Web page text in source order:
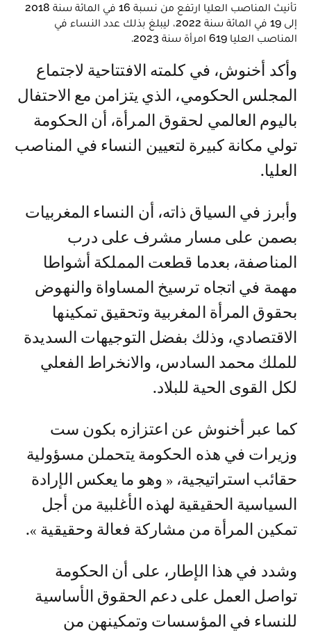
تأنيث المناصب العليا ارتفع من نسبة 16 في المائة سنة 2018
إلى 19 في المائة سنة 2022، ليبلغ بذلك عدد النساء في
المناصب العليا 619 امرأة سنة 2023.
وأكد أخنوش، في كلمته الافتتاحية لاجتماع
المجلس الحكومي، الذي يتزامن مع الاحتفال
باليوم العالمي لحقوق المرأة، أن الحكومة
تولي مكانة كبيرة لتعيين النساء في المناصب
العليا.
وأبرز في السياق ذاته، أن النساء المغربيات
بصمن على مسار مشرف على درب
المناصفة، بعدما قطعت المملكة أشواطا
مهمة في اتجاه ترسيخ المساواة والنهوض
بحقوق المرأة المغربية وتحقيق تمكينها
الاقتصادي، وذلك بفضل التوجيهات السديدة
للملك محمد السادس، والانخراط الفعلي
لكل القوى الحية للبلاد.
كما عبر أخنوش عن اعتزازه بكون ست
وزيرات في هذه الحكومة يتحملن مسؤولية
حقائب استراتيجية، « وهو ما يعكس الإرادة
السياسية الحقيقية لهذه الأغلبية من أجل
تمكين المرأة من مشاركة فعالة وحقيقية ».
وشدد في هذا الإطار، على أن الحكومة
تواصل العمل على دعم الحقوق الأساسية
للنساء في المؤسسات وتمكينهن من